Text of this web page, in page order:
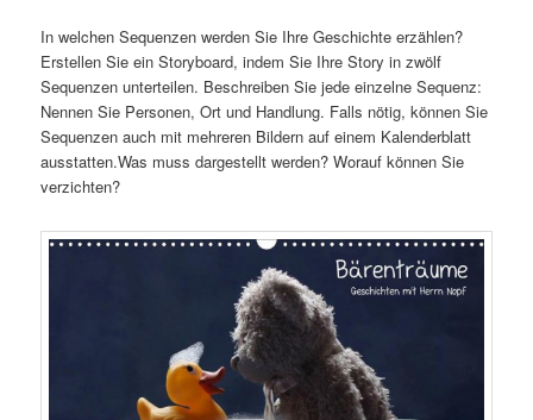
In welchen Sequenzen werden Sie Ihre Geschichte erzählen?
Erstellen Sie ein Storyboard, indem Sie Ihre Story in zwölf
Sequenzen unterteilen. Beschreiben Sie jede einzelne Sequenz:
Nennen Sie Personen, Ort und Handlung. Falls nötig, können Sie
Sequenzen auch mit mehreren Bildern auf einem Kalenderblatt
ausstatten.Was muss dargestellt werden? Worauf können Sie
verzichten?